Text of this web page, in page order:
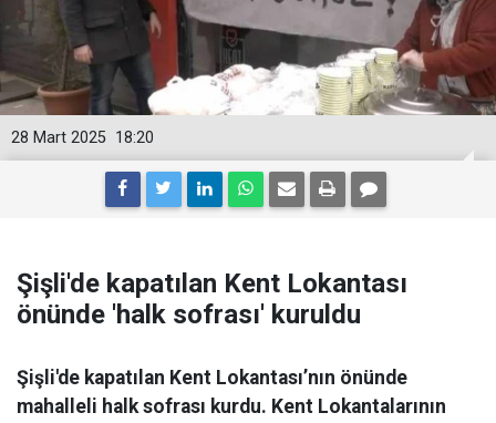
18:20
28 Mart 2025
Şişli'de kapatılan Kent Lokantası
önünde 'halk sofrası' kuruldu
Şişli'de kapatılan Kent Lokantası’nın önünde
mahalleli halk sofrası kurdu. Kent Lokantalarının